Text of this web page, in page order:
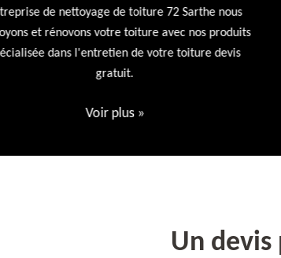
Sarthe nous nettoyons vos gouttières afin qu'elles
conservent leur utilités première devis offert
Voir plus
Un